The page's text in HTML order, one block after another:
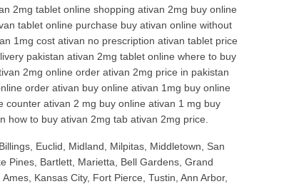
2mg tablet online shopping ativan 2mg buy online
tablet online purchase buy ativan online without
1mg cost ativan no prescription ativan tablet price
pakistan ativan 2mg tablet online where to buy
2mg online order ativan 2mg price in pakistan
order ativan buy online ativan 1mg buy online
ativan 2 mg buy online ativan 1 mg buy
how to buy ativan 2mg tab ativan 2mg price.
Euclid, Midland, Milpitas, Middletown, San
Pines, Bartlett, Marietta, Bell Gardens, Grand
Kansas City, Fort Pierce, Tustin, Ann Arbor,